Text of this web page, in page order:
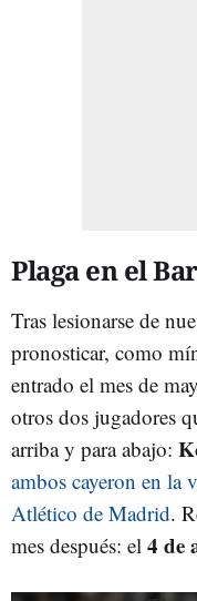
Plaga en el
Tras lesionarse de
pronosticar, como
entrado el mes de
otros dos jugadores
arriba y para abajo:
ambos cayeron en la
Atlético de Madrid.
mes después: el 4 de